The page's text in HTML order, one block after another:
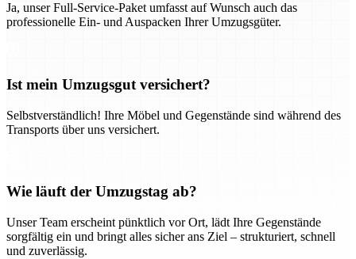
Ja, unser Full-Service-Paket umfasst auf Wunsch auch das
professionelle Ein- und Auspacken Ihrer Umzugsgüter.
Ist mein Umzugsgut versichert?
Selbstverständlich! Ihre Möbel und Gegenstände sind während des
Transports über uns versichert.
Wie läuft der Umzugstag ab?
Unser Team erscheint pünktlich vor Ort, lädt Ihre Gegenstände
sorgfältig ein und bringt alles sicher ans Ziel – strukturiert, schnell
und zuverlässig.